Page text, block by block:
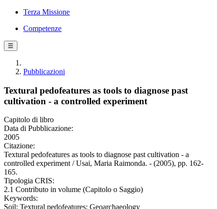
Terza Missione
Competenze
☰
Pubblicazioni
Textural pedofeatures as tools to diagnose past
cultivation - a controlled experiment
Capitolo di libro
Data di Pubblicazione:
2005
Citazione:
Textural pedofeatures as tools to diagnose past cultivation - a
controlled experiment / Usai, Maria Raimonda. - (2005), pp. 162-
165.
Tipologia CRIS:
2.1 Contributo in volume (Capitolo o Saggio)
Keywords:
Soil; Textural pedofeatures; Geoarchaeology